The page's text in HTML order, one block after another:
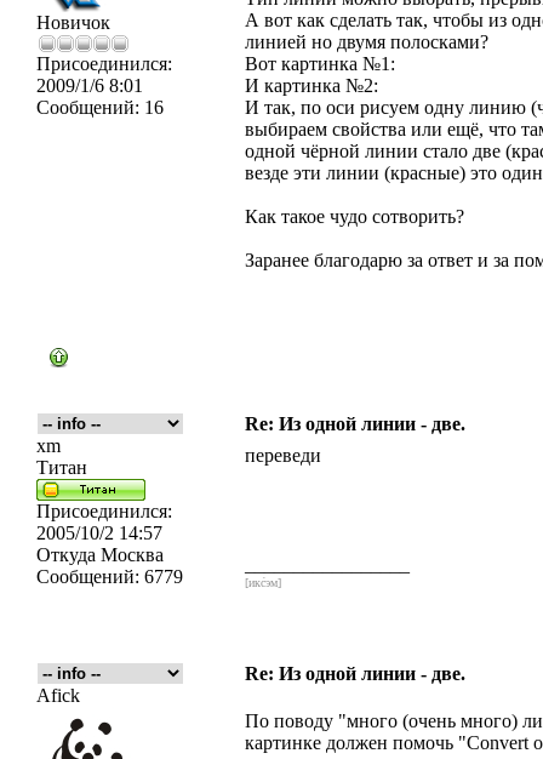
Новичок
Присоединился:
2009/1/6 8:01
Сообщений: 16
А вот как сделать так, чтобы из
линией но двумя полосками?
Вот картинка №1:
И картинка №2:
И так, по оси рисуем одну линию
выбираем свойства или ещё, что
одной чёрной линии стало две
везде эти линии (красные) это
Как такое чудо сотворить?
Заранее благодарю за ответ и за
Re: Из одной линии - две.
xm
Титан
Присоединился:
2005/10/2 14:57
Откуда Москва
Сообщений: 6779
переведи
[икс́эм]
Re: Из одной линии - две.
Afick
По поводу "много (очень много)
картинке должен помочь "Convert